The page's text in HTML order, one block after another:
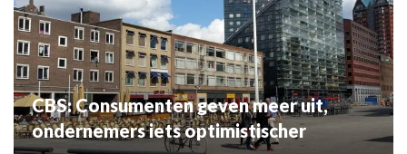
CBS: Consumenten geven meer uit,
ondernemers iets optimistischer